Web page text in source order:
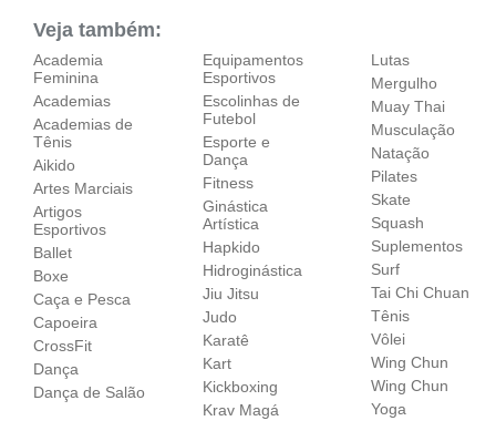
Veja também:
Academia
Feminina
Academias
Academias de
Tênis
Aikido
Artes Marciais
Artigos
Esportivos
Ballet
Boxe
Caça e Pesca
Capoeira
CrossFit
Dança
Dança de Salão
Equipamentos
Esportivos
Escolinhas de
Futebol
Esporte e
Dança
Fitness
Ginástica
Artística
Hapkido
Hidroginástica
Jiu Jitsu
Judo
Karatê
Kart
Kickboxing
Krav Magá
Lutas
Mergulho
Muay Thai
Musculação
Natação
Pilates
Skate
Squash
Suplementos
Surf
Tai Chi Chuan
Tênis
Vôlei
Wing Chun
Wing Chun
Yoga